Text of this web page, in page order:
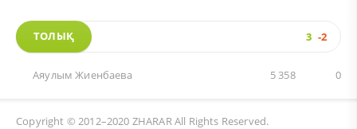
ТОЛЫҚ 3 -2
Аяулым Жиенбаева 0
5 358
Copyright © 2012–2020 ZHARARAll Rights Reserved.